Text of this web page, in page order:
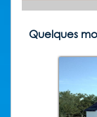
Quelques